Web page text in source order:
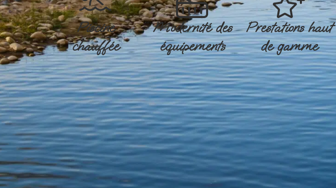
Piscine
chauffée
Modernité des
équipements
Prestations haut
de gamme